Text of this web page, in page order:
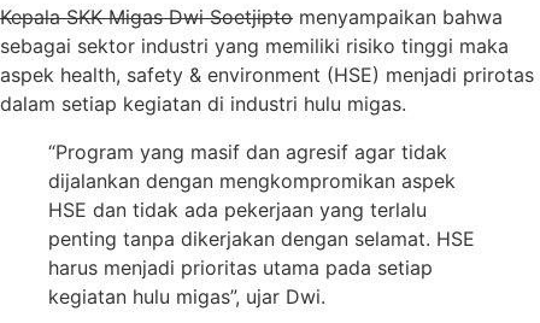
Kepala SKK Migas Dwi Soetjipto menyampaikan bahwa
sebagai sektor industri yang memiliki risiko tinggi maka
aspek health, safety & environment (HSE) menjadi prirotas
dalam setiap kegiatan di industri hulu migas.
“Program yang masif dan agresif agar tidak
dijalankan dengan mengkompromikan aspek
HSE dan tidak ada pekerjaan yang terlalu
penting tanpa dikerjakan dengan selamat. HSE
harus menjadi prioritas utama pada setiap
kegiatan hulu migas”, ujar Dwi.